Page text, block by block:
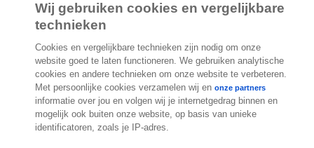
2.000 specialisten
helpen
Contact
Exact Belgium
Koningin Astridlaan 166
Wij gebruiken cookies en vergelijkbare
technieken
Cookies en vergelijkbare technieken zijn nodig om onze
website goed te laten functioneren. We gebruiken analytische
cookies en andere technieken om onze website te verbeteren.
Met persoonlijke cookies verzamelen wij en onze partners
informatie over jou en volgen wij je internetgedrag binnen en
mogelijk ook buiten onze website, op basis van unieke
identificatoren, zoals je IP-adres.